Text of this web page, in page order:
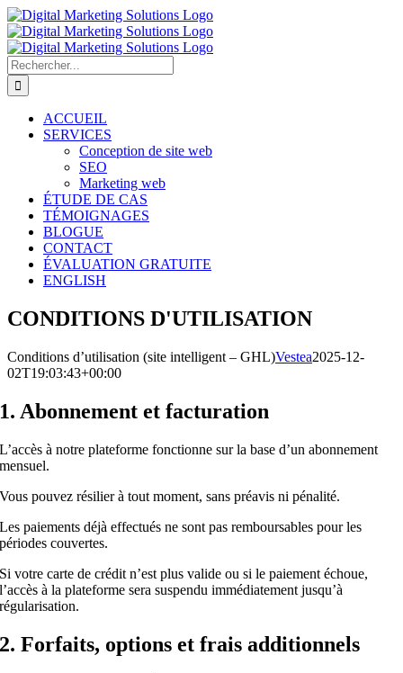
Passer
au
contenu
Rechercher:
ACCUEIL
SERVICES
Conception de site web
SEO
Marketing web
ÉTUDE DE CAS
TÉMOIGNAGES
BLOGUE
CONTACT
ÉVALUATION GRATUITE
ENGLISH
CONDITIONS D'UTILISATION
Conditions d’utilisation (site intelligent – GHL)Vestea2025-12-
02T19:03:43+00:00
1. Abonnement et facturation
L’accès à notre plateforme fonctionne sur la base d’un abonnement
mensuel.
Vous pouvez résilier à tout moment, sans préavis ni pénalité.
Les paiements déjà effectués ne sont pas remboursables pour les
périodes couvertes.
Si votre carte de crédit n’est plus valide ou si le paiement échoue,
l’accès à la plateforme sera suspendu immédiatement jusqu’à
régularisation.
2. Forfaits, options et frais additionnels